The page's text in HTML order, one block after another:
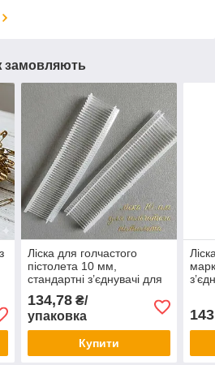
замовляють
Ліска для голчастого
пістолета 10 мм,
стандартні з’єднувачі для
134,78₴/
упаковка
Купити